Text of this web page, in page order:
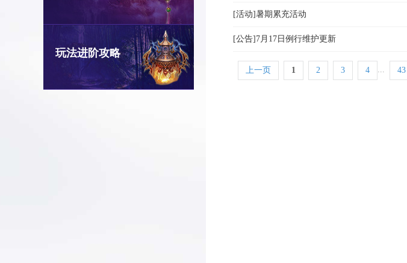
玩法进阶攻略
[活动]暑期累充活动
[公告]7月17日例行维护更新
上一页 1 2 3 4 ... 43